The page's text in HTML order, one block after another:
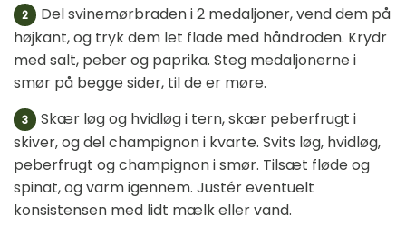
2
Del svinemørbraden i 2 medaljoner, vend dem på
højkant, og tryk dem let flade med håndroden. Krydr
med salt, peber og paprika. Steg medaljonerne i
smør på begge sider, til de er møre.
3
Skær løg og hvidløg i tern, skær peberfrugt i
skiver, og del champignon i kvarte. Svits løg, hvidløg,
peberfrugt og champignon i smør. Tilsæt fløde og
spinat, og varm igennem. Justér eventuelt
konsistensen med lidt mælk eller vand.